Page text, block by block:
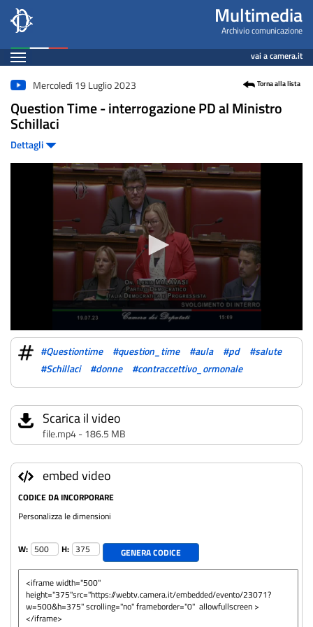
Salta
contenuto
principale
Videogallery Multimedia
Archivio comunicazione
Espandi vai a camera.it
Contenuto
Mercoledì 19 Luglio 2023 Torna alla lista
Question Time - interrogazione PD al Ministro
Schillaci
Dettagli
#Questiontime #question_time #aula #pd
#salute
#Schillaci
#donne #contraccettivo_ormonale
Scarica il video
file.mp4 - 186.5 MB
embed video
CODICE DA INCORPORARE
Personalizza le dimensioni
W: H: GENERA CODICE